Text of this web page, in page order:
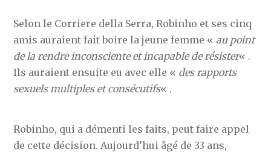
Selon le Corriere della Serra, Robinho et ses cinq
amis auraient fait boire la jeune femme « au point
de la rendre inconsciente et incapable de résister« .
Ils auraient ensuite eu avec elle « des rapports
sexuels multiples et consécutifs« .
Robinho, qui a démenti les faits, peut faire appel
de cette décision. Aujourd’hui âgé de 33 ans,